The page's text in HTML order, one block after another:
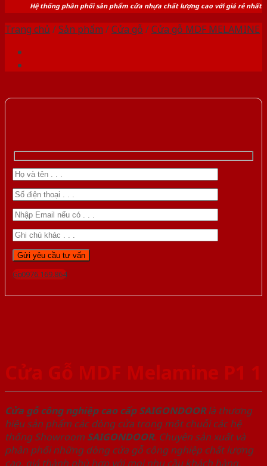
Hệ thống phân phối sản phẩm cửa nhựa chất lượng cao với giá rẻ nhất
Trang chủ /Sản phẩm /Cửa gỗ /Cửa gỗ MDF MELAMINE
Gọi 0976.169.864
Cửa Gỗ MDF Melamine P1 1
Cửa gỗ công nghiệp cao cấp SAIGONDOORlà thương
hiệu sản phẩm các dòng cửa trong một chuỗi các hệ
thống Showroom SAIGONDOOR. Chuyên sản xuất và
phân phối những dòng cửa gỗ công nghiệp chất lượng
cao, giá thành phù hợp với mọi nhu cầu khách hàng.